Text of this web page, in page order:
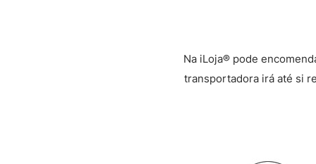
Na iLoja® pode
transportadora irá até si